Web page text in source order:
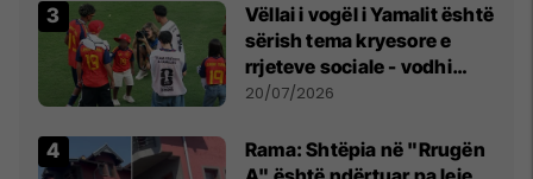
Vëllai i vogël i Yamalit është
sërish tema kryesore e
rrjeteve sociale - vodhi
vëmendjen pas finales së
20/07/2026
Rama: Shtëpia në "Rrugën